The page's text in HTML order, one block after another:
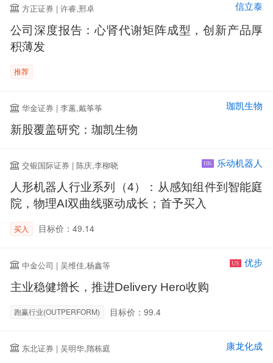
方正证券 | 许睿,邢卓 信立泰
公司深度报告：心肾代谢矩阵成型，创新产品厚
积薄发
推荐
华金证券 | 李蕙,戴筝筝 珈凯生物
新股覆盖研究：珈凯生物
交银国际证券 | 陈庆,李柳晓 HK 乐动机器人
人形机器人行业系列（4）：从感知组件到智能庭
院，物理AI双曲线驱动成长；首予买入
买入 目标价：49.14
中金公司 | 吴维佳,杨鑫等 US 优步
主业稳健增长，推进Delivery Hero收购
跑赢行业(OUTPERFORM) 目标价：99.4
东北证券 | 吴明华,隋栋庭 康龙化成